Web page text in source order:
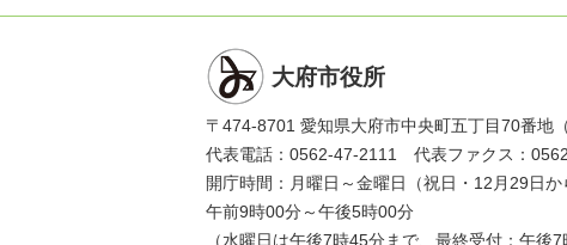
大府市役所
〒474-8701 愛知県大府市中央町五丁目70番地（
代表電話：0562-47-2111 代表ファクス：
開庁時間：月曜日～金曜日（祝日・12月29日か
午前9時00分～午後5時00分
（水曜日は午後7時45分まで、最終受付：午後7